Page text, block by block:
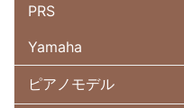
PRS
Yamaha
ピアノモデル